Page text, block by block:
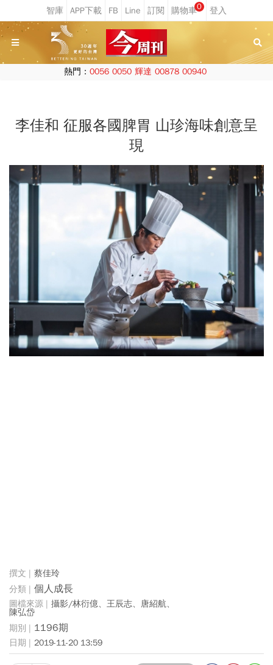
0
熱門： 0056 0050 輝達 00878 00940
李佳和 征服各國脾胃 山珍海味創意呈
現
蔡佳玲
個人成長
攝影/林衍億、王辰志、唐紹航、
陳弘岱
1196期
2019-11-20 13:59